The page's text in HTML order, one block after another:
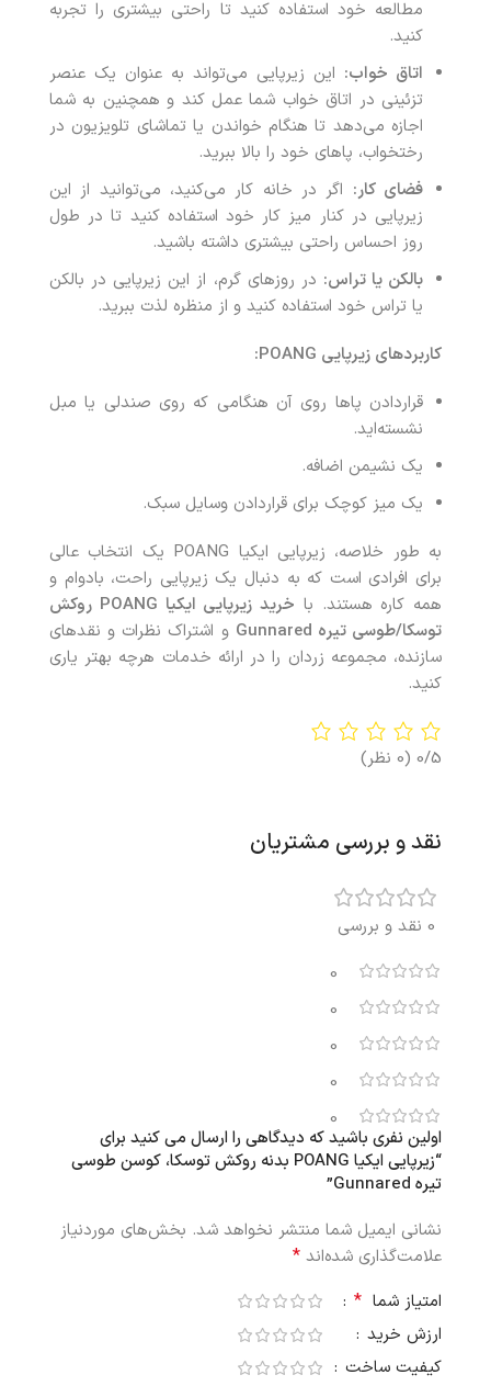
مطالعه خود استفاده کنید تا راحتی بیشتری را تجربه
کنید.
اتاق خواب: این زیرپایی می‌تواند به عنوان یک عنصر
تزئینی در اتاق خواب شما عمل کند و همچنین به شما
اجازه می‌دهد تا هنگام خواندن یا تماشای تلویزیون در
رختخواب، پاهای خود را بالا ببرید.
فضای کار: اگر در خانه کار می‌کنید، می‌توانید از این
زیرپایی در کنار میز کار خود استفاده کنید تا در طول
روز احساس راحتی بیشتری داشته باشید.
بالکن یا تراس: در روزهای گرم، از این زیرپایی در بالکن
یا تراس خود استفاده کنید و از منظره لذت ببرید.
کاربردهای زیرپایی POANG:
قراردادن پاها روی آن هنگامی که روی صندلی یا مبل
نشسته‌اید.
یک نشیمن اضافه.
یک میز کوچک برای قراردادن وسایل سبک.
به طور خلاصه، زیرپایی ایکیا POANG یک انتخاب عالی
برای افرادی است که به دنبال یک زیرپایی راحت، بادوام و
همه کاره هستند. با
خرید زیرپایی ایکیا POANG روکش
توسکا/طوسی تیره Gunnared
و اشتراک نظرات و نقدهای
سازنده، مجموعه زردان را در ارائه خدمات هرچه بهتر یاری
کنید.
0/5 (0 نظر)
نقد و بررسی مشتریان
0 نقد و بررسی
0
0
0
0
0
اولین نفری باشید که دیدگاهی را ارسال می کنید برای
“زیرپایی ایکیا POANG بدنه روکش توسکا، کوسن طوسی
تیره Gunnared”
نشانی ایمیل شما منتشر نخواهد شد. بخش‌های موردنیاز
علامت‌گذاری شده‌اند *
امتیاز شما *
ارزش خرید
کیفیت ساخت